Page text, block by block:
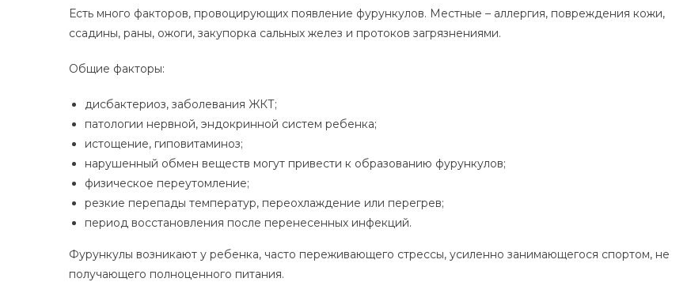
Есть много факторов, провоцирующих появление фурункулов. Местные – аллергия, повреждения кожи,
ссадины, раны, ожоги, закупорка сальных желез и протоков загрязнениями.
Общие факторы:
дисбактериоз, заболевания ЖКТ;
патологии нервной, эндокринной систем ребенка;
истощение, гиповитаминоз;
нарушенный обмен веществ могут привести к образованию фурункулов;
физическое переутомление;
резкие перепады температур, переохлаждение или перегрев;
период восстановления после перенесенных инфекций.
Фурункулы возникают у ребенка, часто переживающего стрессы, усиленно занимающегося спортом, не
получающего полноценного питания.